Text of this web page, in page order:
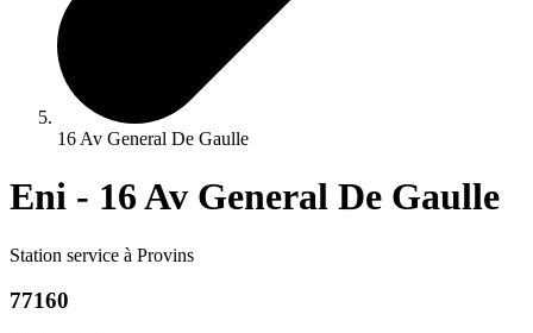
16 Av General De Gaulle
Eni - 16 Av General De Gaulle
Station service à Provins
77160